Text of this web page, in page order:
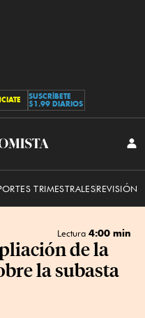
SUSCRÍBETE
$1.99 DIARIOS
TRIMESTRALESREVISIÓN
Lectura 4:00 min
de la
la subasta